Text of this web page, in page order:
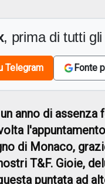
, prima di tutti gli
Telegram Fonte
anno di
di Monaco,
T&F. Gioie,
puntata ad